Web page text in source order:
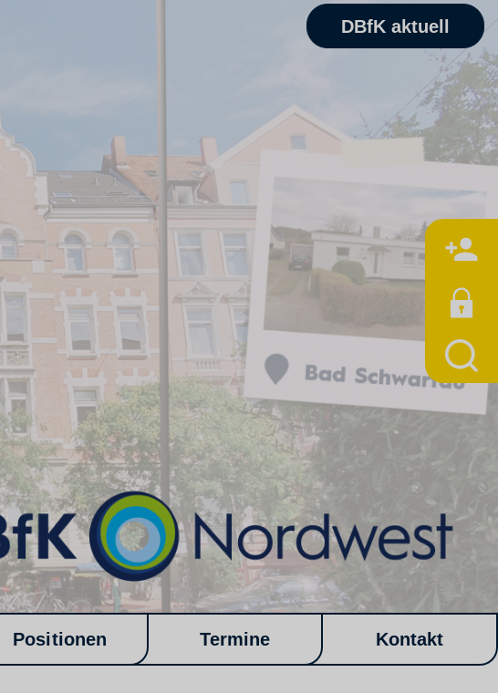
DBfK aktuell
Positionen Termine Kontakt